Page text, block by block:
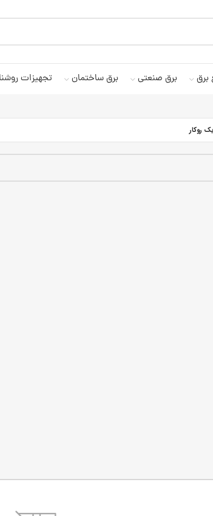
برق برق صنعتی برق ساختمان تجهیزات
روکار